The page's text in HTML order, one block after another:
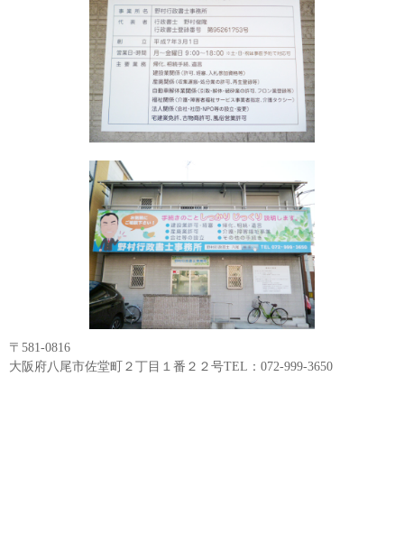
〒581-0816
大阪府八尾市佐堂町２丁目１番２２号TEL：072-999-3650